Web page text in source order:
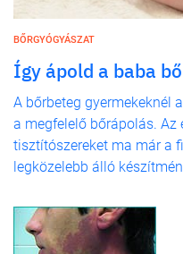
BŐRGYÓGYÁSZAT
Így ápold a baba
A bőrbeteg gyermekeknél
a megfelelő bőrápolás. Az
tisztítószereket ma már a
legközelebb álló